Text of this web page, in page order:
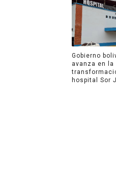
Gobierno
avanza en la
hospital Sor